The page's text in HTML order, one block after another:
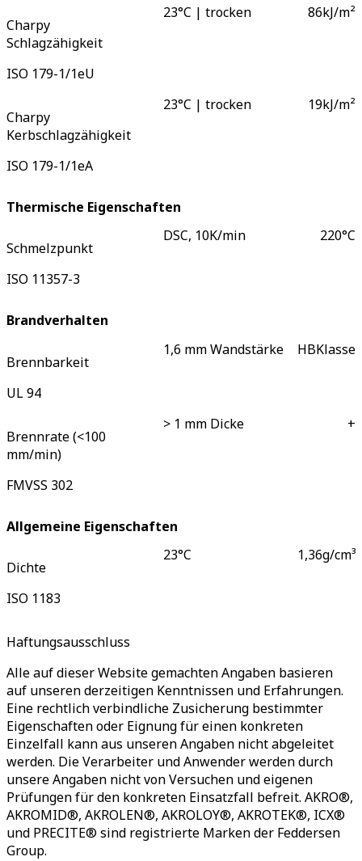
Charpy
Schlagzähigkeit
ISO 179-1/1eU
23°C | trocken 86kJ/m²
Charpy
Kerbschlagzähigkeit
ISO 179-1/1eA
23°C | trocken 19kJ/m²
Thermische Eigenschaften
Schmelzpunkt
ISO 11357-3
DSC, 10K/min 220°C
Brandverhalten
Brennbarkeit
UL 94
1,6 mm Wandstärke HBKlasse
Brennrate (<100
mm/min)
FMVSS 302
> 1 mm Dicke +
Allgemeine Eigenschaften
Dichte
ISO 1183
23°C 1,36g/cm³
Haftungsausschluss
Alle auf dieser Website gemachten Angaben basieren
auf unseren derzeitigen Kenntnissen und Erfahrungen.
Eine rechtlich verbindliche Zusicherung bestimmter
Eigenschaften oder Eignung für einen konkreten
Einzelfall kann aus unseren Angaben nicht abgeleitet
werden. Die Verarbeiter und Anwender werden durch
unsere Angaben nicht von Versuchen und eigenen
Prüfungen für den konkreten Einsatzfall befreit. AKRO®,
AKROMID®, AKROLEN®, AKROLOY®, AKROTEK®, ICX®
und PRECITE® sind registrierte Marken der Feddersen
Group.